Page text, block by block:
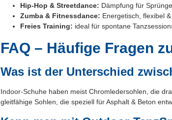
Hip-Hop & Streetdance: Dämpfung für
Zumba & Fitnessdance: Energetisch, flexibel
Freies Training: ideal für spontane
FAQ – Häufige Fragen
Was ist der Unterschied
Indoor-Schuhe haben meist Chromledersohlen, die
gleitfähige Sohlen, die speziell für Asphalt & Beton